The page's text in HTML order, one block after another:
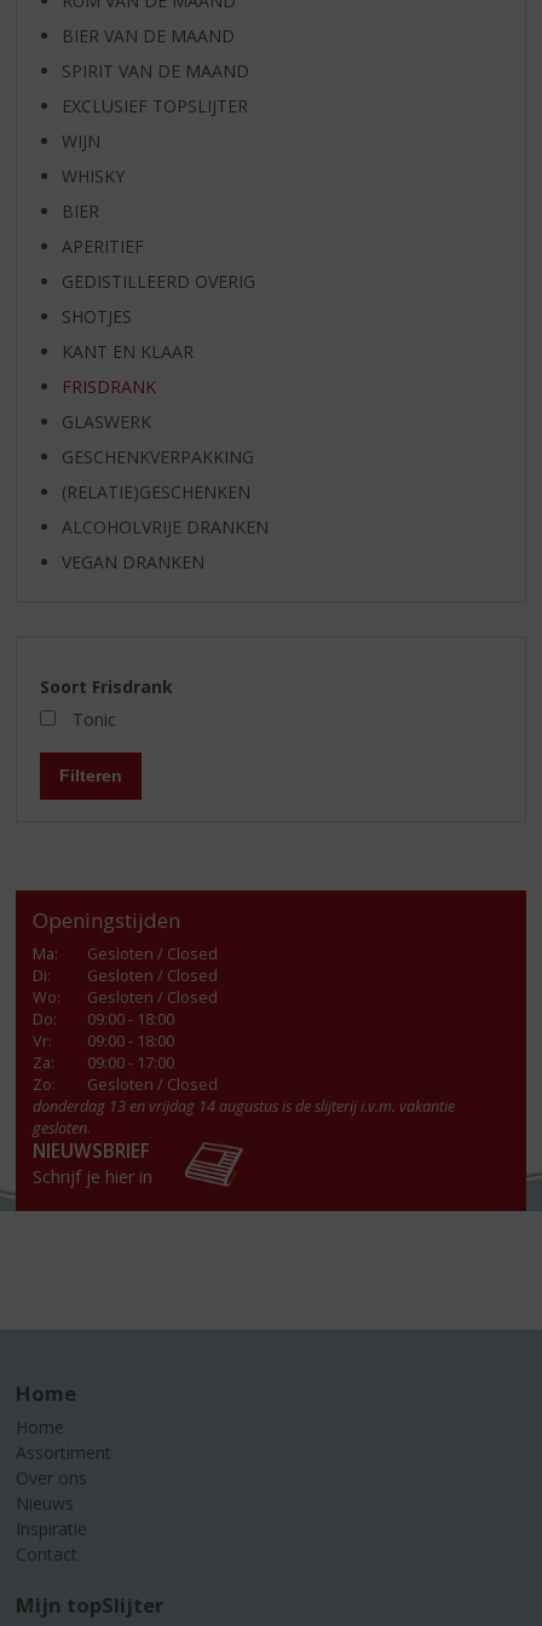
BIER VAN DE MAAND
SPIRIT VAN DE MAAND
EXCLUSIEF TOPSLIJTER
WIJN
WHISKY
BIER
APERITIEF
GEDISTILLEERD OVERIG
SHOTJES
KANT EN KLAAR
FRISDRANK
GLASWERK
GESCHENKVERPAKKING
(RELATIE)GESCHENKEN
ALCOHOLVRIJE DRANKEN
VEGAN DRANKEN
Soort Frisdrank
Tonic
Filteren
Openingstijden
Ma:
Gesloten / Closed
Di:
Gesloten / Closed
Wo:
Gesloten / Closed
Do:
09:00 - 18:00
Vr:
09:00 - 18:00
Za:
09:00 - 17:00
Zo:
Gesloten / Closed
donderdag 13 en vrijdag 14 augustus is de slijterij i.v.m. vakantie
gesloten.
NIEUWSBRIEF
Schrijf je hier in
Home
Home
Assortiment
Over ons
Nieuws
Inspiratie
Contact
Mijn topSlijter